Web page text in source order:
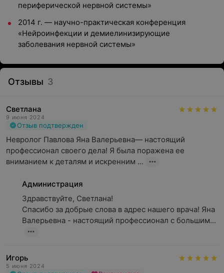
периферической нервной системы»
2014 г. — научно-практическая конференция
«Нейроинфекции и демиелинизирующие
заболевания нервной системы»
Отзывы 3
Светлана
9 июня 2024
Отзыв подтвержден
Невролог Павлова Яна Валерьевна— настоящий
профессионал своего дела! Я была поражена ее
вниманием к деталям и искренним ...
Администрация
Здравствуйте, Светлана!
Спасибо за добрые слова в адрес нашего врача! Яна
Валерьевна - настоящий профессионал с большим...
Игорь
5 июня 2024